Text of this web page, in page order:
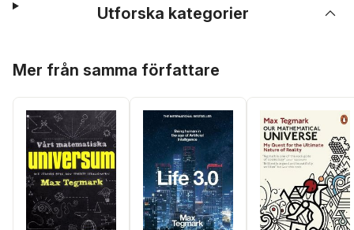
Utforska kategorier
Mer från samma författare